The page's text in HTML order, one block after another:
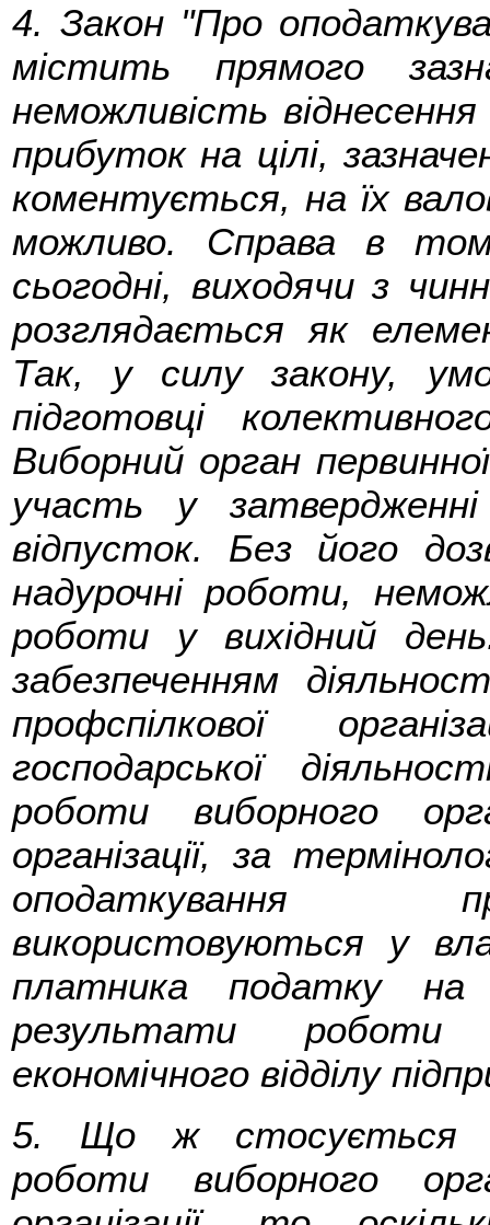
4. Закон "Про
містить прямого
неможливість
прибуток на цілі,
коментується, на їх
можливо. Справа в
сьогодні, виходячи з
розглядається як
Так, у силу закону,
підготовці
Виборний орган
участь у затвердженні
відпусток. Без його
надурочні роботи,
роботи у вихідний
забезпеченням
профспілкової
господарської
роботи виборного
організації, за
оподаткування
використовуються у
платника податку
результати роботи
економічного відділу
5. Що ж стосується
роботи виборного